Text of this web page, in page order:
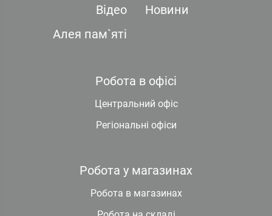
Відео
Новини
Алея пам`яті
Робота в офісі
Центральний офіс
Регіональні офіси
Робота у магазинах
Робота в магазинах